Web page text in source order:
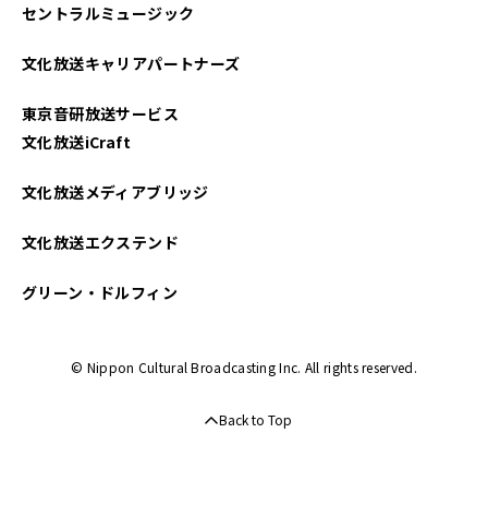
セントラルミュージック
文化放送キャリアパートナーズ
東京音研放送サービス
文化放送iCraft
文化放送メディアブリッジ
文化放送エクステンド
グリーン・ドルフィン
© Nippon Cultural Broadcasting Inc. All rights reserved.
Back to Top